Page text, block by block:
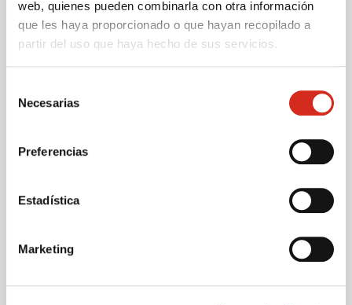
web, quienes pueden combinarla con otra información
que les haya proporcionado o que hayan recopilado a
partir del uso que haya hecho de sus servicios.
Necesarias
Preferencias
Estadística
Marketing
Cepsa sostenible, tu contribución es
importante
Las botellas que devuelves volverán a ser rellenadas para
alargar su vida útil, lo que impulsa la eficiencia
Reducción de residuos al mínimo
ambiental posible.
Promueves un uso más responsable de los recursos y la